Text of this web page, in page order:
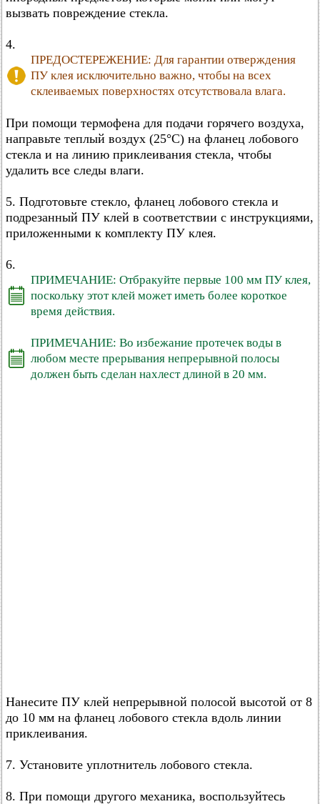
вызвать повреждение стекла.
4.
ПРЕДОСТЕРЕЖЕНИЕ: Для гарантии отверждения
ПУ клея исключительно важно, чтобы на всех
склеиваемых поверхностях отсутствовала влага.
При помощи термофена для подачи горячего воздуха,
направьте теплый воздух (25°C) на фланец лобового
стекла и на линию приклеивания стекла, чтобы
удалить все следы влаги.
5. Подготовьте стекло, фланец лобового стекла и
подрезанный ПУ клей в соответствии с инструкциями,
приложенными к комплекту ПУ клея.
6.
ПРИМЕЧАНИЕ: Отбракуйте первые 100 мм ПУ клея,
поскольку этот клей может иметь более короткое
время действия.
ПРИМЕЧАНИЕ: Во избежание протечек воды в
любом месте прерывания непрерывной полосы
должен быть сделан нахлест длиной в 20 мм.
Нанесите ПУ клей непрерывной полосой высотой от 8
до 10 мм на фланец лобового стекла вдоль линии
приклеивания.
7. Установите уплотнитель лобового стекла.
8. При помощи другого механика, воспользуйтесь